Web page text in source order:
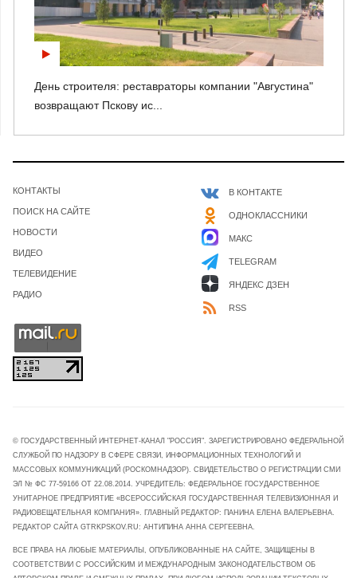
День строителя: реставраторы компании "Августина"
возвращают Пскову ис...
КОНТАКТЫ
ПОИСК НА САЙТЕ
НОВОСТИ
ВИДЕО
ТЕЛЕВИДЕНИЕ
РАДИО
В КОНТАКТЕ
ОДНОКЛАССНИКИ
МАКС
TELEGRAM
ЯНДЕКС ДЗЕН
RSS
© ГОСУДАРСТВЕННЫЙ ИНТЕРНЕТ-КАНАЛ "РОССИЯ". ЗАРЕГИСТРИРОВАНО ФЕДЕРАЛЬНОЙ
СЛУЖБОЙ ПО НАДЗОРУ В СФЕРЕ СВЯЗИ, ИНФОРМАЦИОННЫХ ТЕХНОЛОГИЙ И
МАССОВЫХ КОММУНИКАЦИЙ (РОСКОМНАДЗОР). СВИДЕТЕЛЬСТВО О РЕГИСТРАЦИИ СМИ
ЭЛ № ФС 77-59166 ОТ 22.08.2014. УЧРЕДИТЕЛЬ: ФЕДЕРАЛЬНОЕ ГОСУДАРСТВЕННОЕ
УНИТАРНОЕ ПРЕДПРИЯТИЕ «ВСЕРОССИЙСКАЯ ГОСУДАРСТВЕННАЯ ТЕЛЕВИЗИОННАЯ И
РАДИОВЕЩАТЕЛЬНАЯ КОМПАНИЯ». ГЛАВНЫЙ РЕДАКТОР: ПАНИНА ЕЛЕНА ВАЛЕРЬЕВНА.
РЕДАКТОР САЙТА GTRKPSKOV.RU: АНТИПИНА АННА СЕРГЕЕВНА.
ВСЕ ПРАВА НА ЛЮБЫЕ МАТЕРИАЛЫ, ОПУБЛИКОВАННЫЕ НА САЙТЕ, ЗАЩИЩЕНЫ В
СООТВЕТСТВИИ С РОССИЙСКИМ И МЕЖДУНАРОДНЫМ ЗАКОНОДАТЕЛЬСТВОМ ОБ